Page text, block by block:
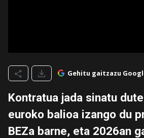
Gehitu gaitzazu
Kontratua jada sinatu
euroko balioa izango du
BEZa barne, eta 2026an